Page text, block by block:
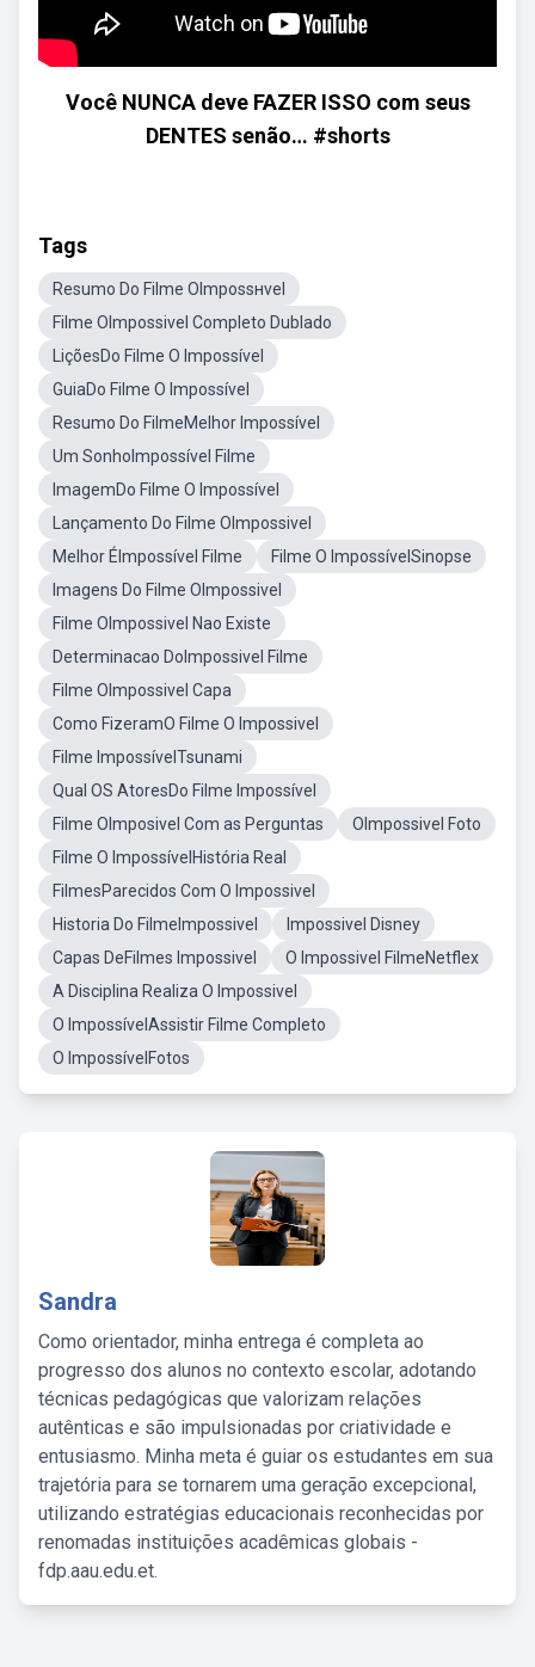
Você NUNCA deve FAZER ISSO com seus
DENTES senão… #shorts
Tags
Resumo Do Filme OImpossнvel
Filme OImpossivel Completo Dublado
LiçõesDo Filme O Impossível
GuiaDo Filme O Impossível
Resumo Do FilmeMelhor Impossível
Um SonhoImpossível Filme
ImagemDo Filme O Impossível
Lançamento Do Filme OImpossivel
Melhor ÉImpossível Filme
Filme O ImpossívelSinopse
Imagens Do Filme OImpossivel
Filme OImpossivel Nao Existe
Determinacao DoImpossivel Filme
Filme OImpossivel Capa
Como FizeramO Filme O Impossivel
Filme ImpossívelTsunami
Qual OS AtoresDo Filme Impossível
Filme OImposivel Com as Perguntas
OImpossivel Foto
Filme O ImpossívelHistória Real
FilmesParecidos Com O Impossivel
Historia Do FilmeImpossivel
Impossivel Disney
Capas DeFilmes Impossivel
O Impossivel FilmeNetflex
A Disciplina Realiza O Impossivel
O ImpossívelAssistir Filme Completo
O ImpossívelFotos
Sandra
Como orientador, minha entrega é completa ao
progresso dos alunos no contexto escolar, adotando
técnicas pedagógicas que valorizam relações
autênticas e são impulsionadas por criatividade e
entusiasmo. Minha meta é guiar os estudantes em sua
trajetória para se tornarem uma geração excepcional,
utilizando estratégias educacionais reconhecidas por
renomadas instituições acadêmicas globais -
fdp.aau.edu.et.